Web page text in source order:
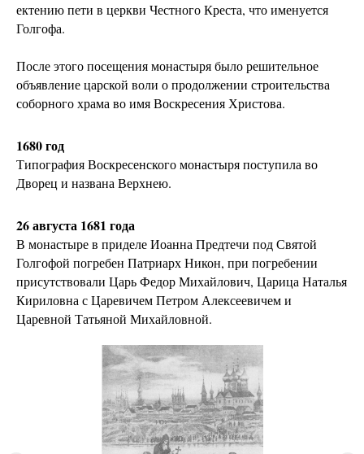
ектению пети в церкви Честного Креста, что именуется
Голгофа.
После этого посещения монастыря было решительное
объявление царской воли о продолжении строительства
соборного храма во имя Воскресения Христова.
1680 год
Типография Воскресенского монастыря поступила во
Дворец и названа Верхнею.
26 августа 1681 года
В монастыре в приделе Иоанна Предтечи под Святой
Голгофой погребен Патриарх Никон, при погребении
присутствовали Царь Федор Михайлович, Царица Наталья
Кириловна с Царевичем Петром Алексеевичем и
Царевной Татьяной Михайловной.